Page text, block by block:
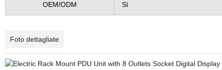
OEM/ODM Sì
Foto dettagliate